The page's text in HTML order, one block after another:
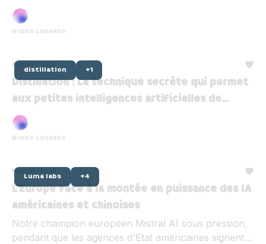
distillation +1
Feb 07, 2025
Distillation : La technique secrète qui permet
aux petites intelligences artificielles de
Luma labs +4
Feb 02, 2025
L’Europe face à la montée en puissance des IA
américaines et chinoises
Notre champion européen Mistral AI sous pression,
pendant que les agences d'Etat américaines signent